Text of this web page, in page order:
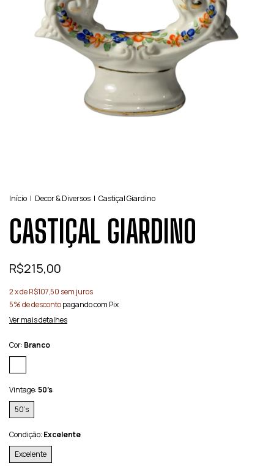
Início | Decor & Diversos | Castiçal Giardino
CASTIÇAL GIARDINO
R$215,00
2x deR$107,50 sem juros
5% de descontopagando com Pix
Ver mais detalhes
Cor: Branco
Vintage:50’s
50’s
Condição: Excelente
Excelente